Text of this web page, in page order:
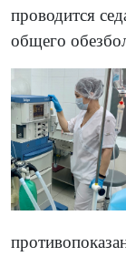
проводится
общего